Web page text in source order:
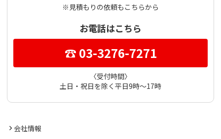
※見積もりの依頼もこちらから
お電話はこちら
☎ 03-3276-7271
〈受付時間〉
土日・祝日を除く平日9時～17時
会社情報